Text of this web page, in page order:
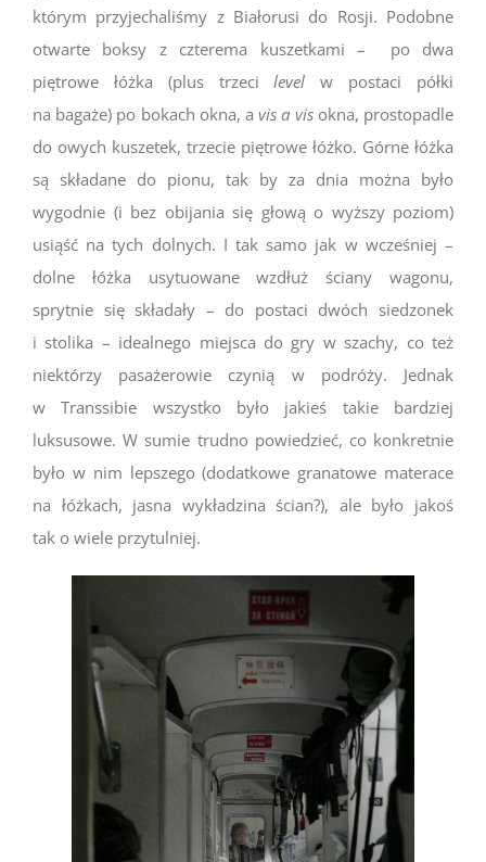
którym przyjechaliśmy z Białorusi do Rosji. Podobne
otwarte boksy z czterema kuszetkami – po dwa
piętrowe łóżka (plus trzecilevel w postaci półki
na bagaże) po bokach okna, avis a visokna, prostopadle
do owych kuszetek, trzecie piętrowe łóżko. Górne łóżka
są składane do pionu, tak by za dnia można było
wygodnie (i bez obijania się głową o wyższy poziom)
usiąść na tych dolnych. I tak samo jak w wcześniej –
dolne łóżka usytuowane wzdłuż ściany wagonu,
sprytnie się składały – do postaci dwóch siedzonek
i stolika – idealnego miejsca do gry w szachy, co też
niektórzy pasażerowie czynią w podróży. Jednak
w Transsibie wszystko było jakieś takie bardziej
luksusowe. W sumie trudno powiedzieć, co konkretnie
było w nim lepszego (dodatkowe granatowe materace
na łóżkach, jasna wykładzina ścian?), ale było jakoś
tak o wiele przytulniej.